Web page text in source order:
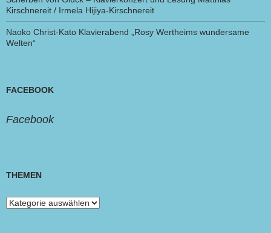
Kirschnereit / Irmela Hijiya-Kirschnereit
Naoko Christ-Kato Klavierabend „Rosy Wertheims wundersame
Welten“
FACEBOOK
Facebook
THEMEN
Themen